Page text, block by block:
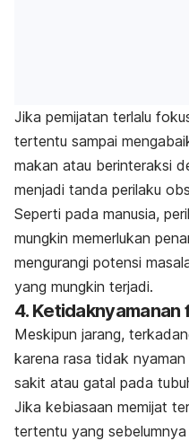
Jika pemijatan terlalu
tertentu sampai
makan atau berinteraksi
menjadi tanda perilaku
Seperti pada manusia,
mungkin memerlukan
mengurangi potensi
yang mungkin terjadi.
4. Ketidaknyamanan
Meskipun jarang,
karena rasa tidak
sakit atau gatal pada
Jika kebiasaan memijat
tertentu yang